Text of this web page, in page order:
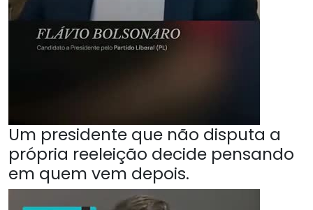
Um presidente que não disputa a
própria reeleição decide pensando
em quem vem depois.